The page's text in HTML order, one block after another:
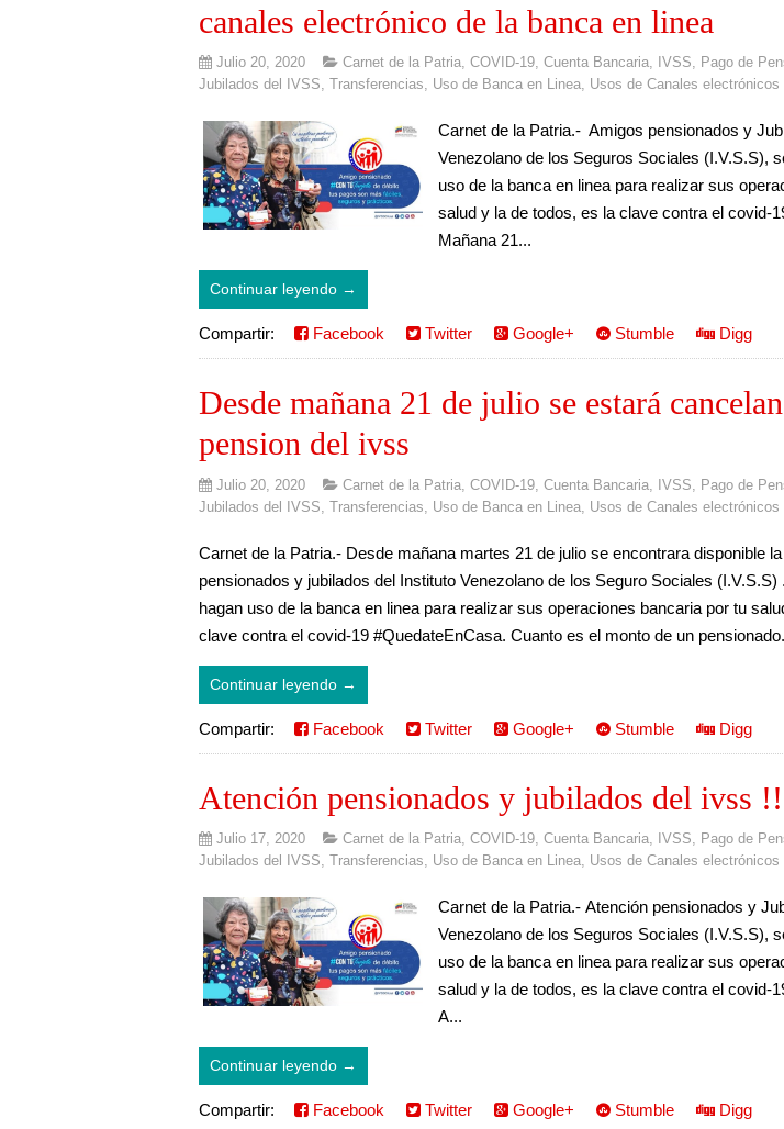
canales electrónico de la banca en linea
Julio 20, 2020 Carnet de la Patria,COVID-19,Cuenta Bancaria, IVSS, Pago de
Jubilados del IVSS,Transferencias, Uso de Banca en Linea, Usos de Canales electrónicos
Carnet de la Patria.- Amigos pensionados y
Venezolano de los Seguros Sociales (I.V.S.S),
uso de la banca en linea para realizar sus
salud y la de todos, es la clave contra el covid-
Mañana 21...
Continuar leyendo →
Compartir: Facebook Twitter Google+ Stumble Digg
Desde mañana 21 de julio se estará
pension del ivss
Julio 20, 2020 Carnet de la Patria ,COVID-19 ,Cuenta Bancaria IVSS
Pago de
Jubilados del IVSS ,Transferencias Uso de Banca en Linea Usos de Canales electrónicos
Carnet de la Patria.- Desde mañana martes 21 de julio se encontrara disponible
pensionados y jubilados del Instituto Venezolano de los Seguro Sociales (I.V.S.S)
hagan uso de la banca en linea para realizar sus operaciones bancaria por tu
clave contra el covid-19 #QuedateEnCasa. Cuanto es el monto de un
Continuar leyendo →
Compartir: Facebook Twitter Google+ Stumble Digg
Atención pensionados y jubilados del ivss
Julio 17, 2020 Carnet de la Patria,COVID-19,Cuenta Bancaria, IVSS, Pago de
Jubilados del IVSS,Transferencias, Uso de Banca en Linea, Usos de Canales electrónicos
Carnet de la Patria.- Atención pensionados y
Venezolano de los Seguros Sociales (I.V.S.S),
uso de la banca en linea para realizar sus
salud y la de todos, es la clave contra el covid-
A...
Continuar leyendo →
Compartir: Facebook Twitter Google+ Stumble Digg